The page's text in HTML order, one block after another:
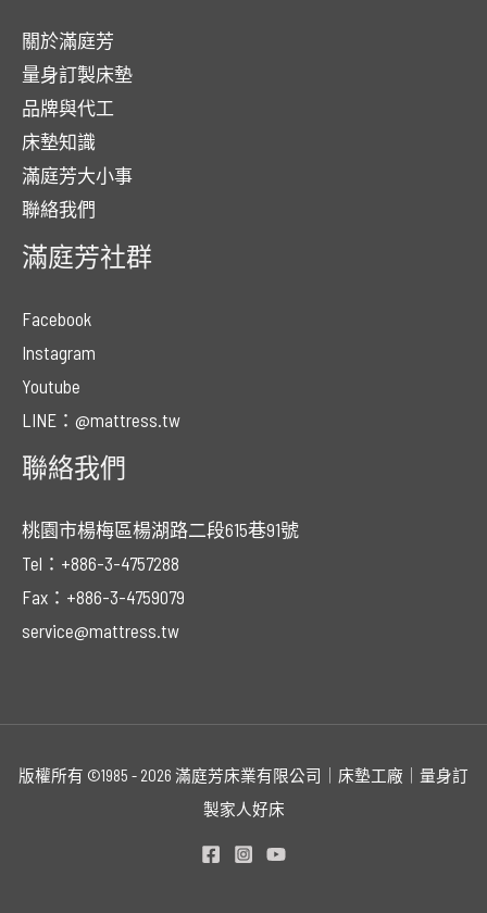
關於滿庭芳
量身訂製床墊
品牌與代工
床墊知識
滿庭芳大小事
聯絡我們
滿庭芳社群
Facebook
Instagram
Youtube
LINE：@mattress.tw
聯絡我們
桃園市楊梅區楊湖路二段615巷91號
Tel：+886-3-4757288
Fax：+886-3-4759079
service@mattress.tw
版權所有 ©1985 - 2026 滿庭芳床業有限公司｜床墊工廠｜量身訂
製家人好床